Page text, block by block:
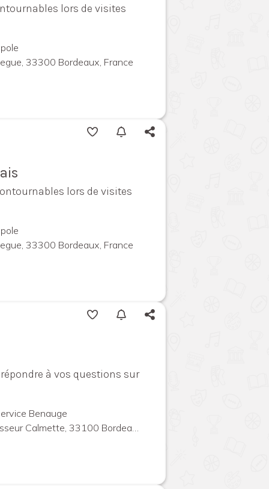
lors de visites
33300 Bordeaux, France
lors de visites
33300 Bordeaux, France
à vos questions sur
Benauge
Calmette, 33100 Bordeaux, France